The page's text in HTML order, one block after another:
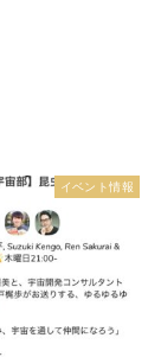
イベント情報